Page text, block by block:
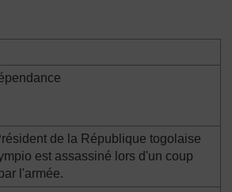
de la République togolaise
est assassiné lors d'un coup
l'armée.